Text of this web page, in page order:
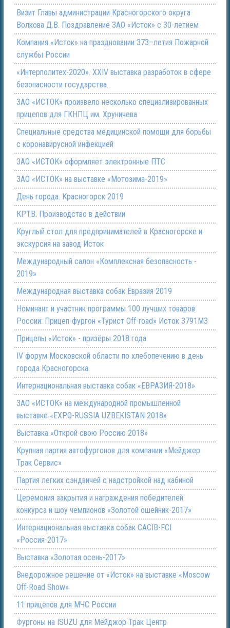
Визит Главы администрации Красногорского округа
Волкова Д.В. Поздравление ЗАО «Исток» с 30-летием
Компания «Исток» на праздновании 373–летия Пожарной
службы России
«Интерполитех-2020». ХХIV выставка разработок в сфере
безопасности государства.
ЗАО «ИСТОК» произвело несколько специализированных
прицепов для ГКНПЦ им. Хруничева
Специальные средства медицинской помощи для борьбы
с коронавирусной инфекцией
ЗАО «ИСТОК» оформляет электронные ПТС
ЗАО «ИСТОК» на выставке «Мотозима-2019»
День города. Красногорск 2019
КРТВ. Производство в действии
Круглый стол для предпринимателей в Красногорске и
экскурсия на завод Исток
Международный салон «Комплексная безопасность -
2019»
Международная выставка собак Евразия 2019
Номинант и участник программы 100 лучших товаров
России: Прицеп-фургон «Турист Off-road» Исток 3791М3
Прицепы «Исток» - призёры 2018 года
IV форум Московской области по хлебопечению в день
города Красногорска.
Интернациональная выставка собак «ЕВРАЗИЯ-2018»
ЗАО «ИСТОК» на международной промышленной
выставке «EXPO-RUSSIA UZBEKISTAN 2018»
Выставка «Открой свою Россию 2018»
Крупная партия автофургонов для компании «Мейджер
Трак Сервис»
Партия легких сэндвичей с надстройкой над кабиной
Церемония закрытия и награждения победителей
конкурса и шоу чемпионов «Золотой ошейник-2017»
Интернациональная выставка собак CACIB-FCI
«Россия-2017»
Выставка «Золотая осень-2017»
Внедорожное решение от «Исток» на выставке «Moscow
Off-Road Show»
11 прицепов для МЧС России
Фургоны на ISUZU для Мейджор Трак Центр